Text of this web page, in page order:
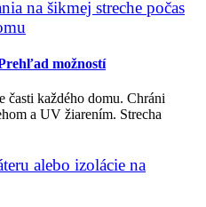
možností
časti každého domu. Chráni
a UV žiarením. Strecha